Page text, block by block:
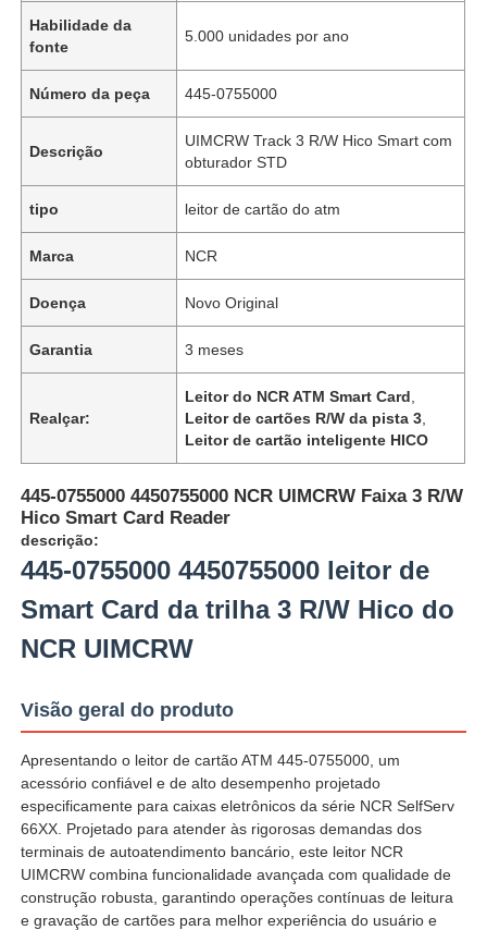
Habilidade da
fonte
5.000 unidades por ano
Número da peça 445-0755000
Descrição
UIMCRW Track 3 R/W Hico Smart com
obturador STD
tipo leitor de cartão do atm
Marca NCR
Doença Novo Original
Garantia 3 meses
Realçar:
Leitor do NCR ATM Smart Card
Leitor de cartões R/W da pista 3
Leitor de cartão inteligente HICO
445-0755000 4450755000 NCR UIMCRW Faixa 3 R/W
Hico Smart Card Reader
descrição:
445-0755000 4450755000 leitor de
Smart Card da trilha 3 R/W Hico do
NCR UIMCRW
Visão geral do produto
Apresentando o leitor de cartão ATM 445-0755000, um
acessório confiável e de alto desempenho projetado
especificamente para caixas eletrônicos da série NCR SelfServ
66XX. Projetado para atender às rigorosas demandas dos
terminais de autoatendimento bancário, este leitor NCR
UIMCRW combina funcionalidade avançada com qualidade de
construção robusta, garantindo operações contínuas de leitura
e gravação de cartões para melhor experiência do usuário e